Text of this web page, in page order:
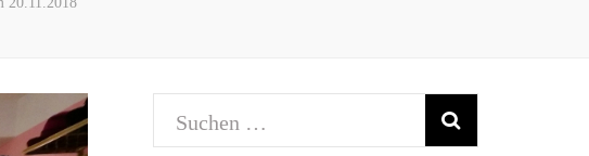
Suchen